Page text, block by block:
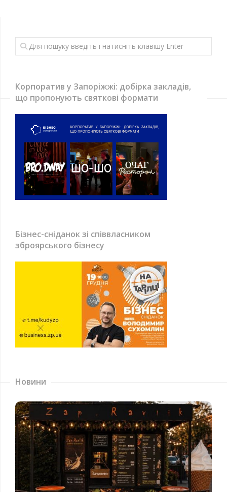
Корпоратив у Запоріжжі: добірка закладів,
що пропонують святкові формати
Бізнес-сніданок зі співвласником
зброярського бізнесу
Новини